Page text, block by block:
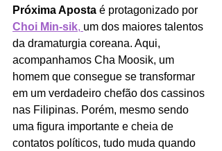
Próxima Aposta é protagonizado por
Choi Min-sik, um dos maiores talentos
da dramaturgia coreana. Aqui,
acompanhamos Cha Moosik, um
homem que consegue se transformar
em um verdadeiro chefão dos cassinos
nas Filipinas. Porém, mesmo sendo
uma figura importante e cheia de
contatos políticos, tudo muda quando